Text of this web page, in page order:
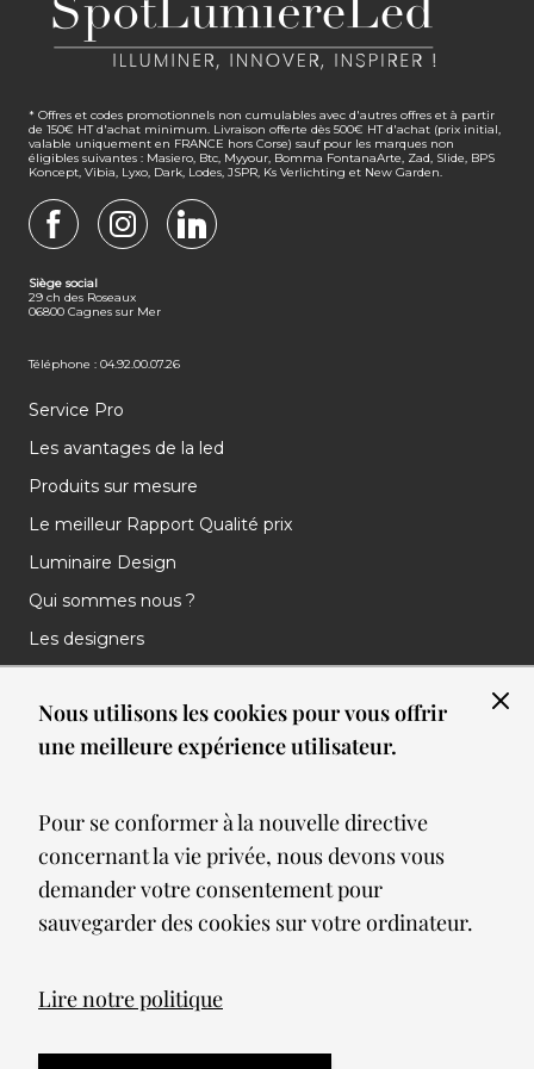
Nous utilisons les cookies pour vous offrir
une meilleure expérience utilisateur.
Pour se conformer à la nouvelle directive
concernant la vie privée, nous devons vous
demander votre consentement pour
sauvegarder des cookies sur votre ordinateur.
Lire notre politique
* Offres et codes promotionnels non cumulables avec d'autres offres et à partir
de 150€ HT d'achat minimum. Livraison offerte dès 500€ HT d'achat (prix initial,
valable uniquement en FRANCE hors Corse) sauf pour les marques non
éligibles suivantes : Masiero, Btc, Myyour, Bomma FontanaArte, Zad, Slide, BPS
Koncept, Vibia, Lyxo, Dark, Lodes, JSPR, Ks Verlichting et New Garden.
Siège social
29 ch des Roseaux
06800 Cagnes sur Mer
Téléphone : 04.92.00.07.26
Service Pro
Les avantages de la led
Produits sur mesure
Le meilleur Rapport Qualité prix
Luminaire Design
Qui sommes nous ?
Les designers
Nos réalisations
Nos Clients
Meilleures ventes
Blog
© 2026 Spot lumiere led. All Rights Reserved
Mentions légales